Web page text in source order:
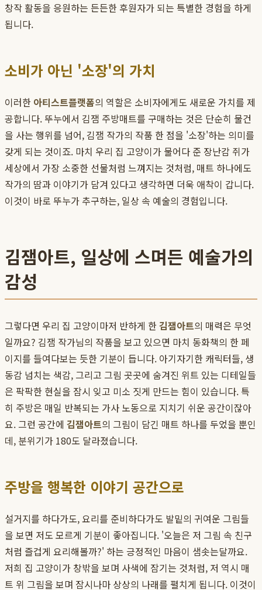
창작 활동을 응원하는 든든한 후원자가 되는 특별한 경험을 하게
됩니다.
소비가 아닌 '소장'의 가치
이러한 아티스트플랫폼의 역할은 소비자에게도 새로운 가치를 제
공합니다. 뚜누에서 김잼 주방매트를 구매하는 것은 단순히 물건
을 사는 행위를 넘어, 김잼 작가의 작품 한 점을 '소장'하는 의미를
갖게 되는 것이죠. 마치 우리 집 고양이가 물어다 준 장난감 쥐가
세상에서 가장 소중한 선물처럼 느껴지는 것처럼, 매트 하나에도
작가의 땀과 이야기가 담겨 있다고 생각하면 더욱 애착이 갑니다.
이것이 바로 뚜누가 추구하는, 일상 속 예술의 경험입니다.
김잼아트, 일상에 스며든 예술가의
감성
그렇다면 우리 집 고양이마저 반하게 한김잼아트의 매력은 무엇
일까요? 김잼 작가님의 작품을 보고 있으면 마치 동화책의 한 페
이지를 들여다보는 듯한 기분이 듭니다. 아기자기한 캐릭터들, 생
동감 넘치는 색감, 그리고 그림 곳곳에 숨겨진 위트 있는 디테일들
은 팍팍한 현실을 잠시 잊고 미소 짓게 만드는 힘이 있습니다. 특
히 주방은 매일 반복되는 가사 노동으로 지치기 쉬운 공간이잖아
요. 그런 공간에 김잼아트의 그림이 담긴 매트 하나를 두었을 뿐인
데, 분위기가 180도 달라졌습니다.
주방을 행복한 이야기 공간으로
설거지를 하다가도, 요리를 준비하다가도 발밑의 귀여운 그림들
을 보면 저도 모르게 기분이 좋아집니다. '오늘은 저 그림 속 친구
처럼 즐겁게 요리해볼까?' 하는 긍정적인 마음이 샘솟는달까요.
저희 집 고양이가 창밖을 보며 사색에 잠기는 것처럼, 저 역시 매
트 위 그림을 보며 잠시나마 상상의 나래를 펼치게 됩니다. 이것이